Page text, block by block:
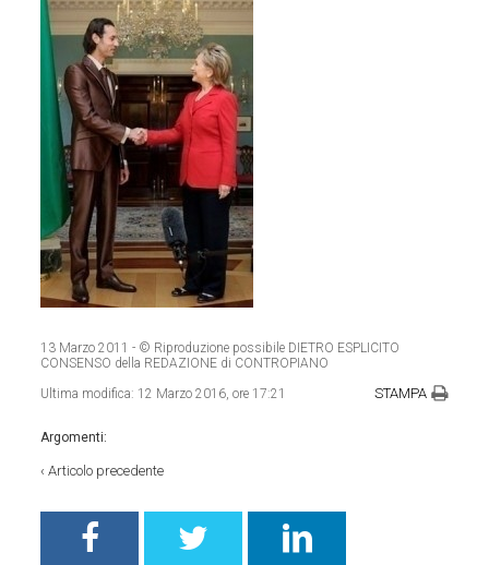
13 Marzo 2011 - © Riproduzione possibile DIETRO ESPLICITO
CONSENSO della REDAZIONE di CONTROPIANO
Ultima modifica: 12 Marzo 2016, ore 17:21 STAMPA
Argomenti:
‹Articolo precedente